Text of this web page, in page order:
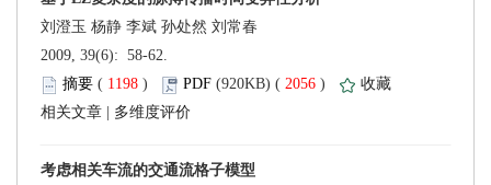
2009, 39(6): 58-62.
(
) 2056 )